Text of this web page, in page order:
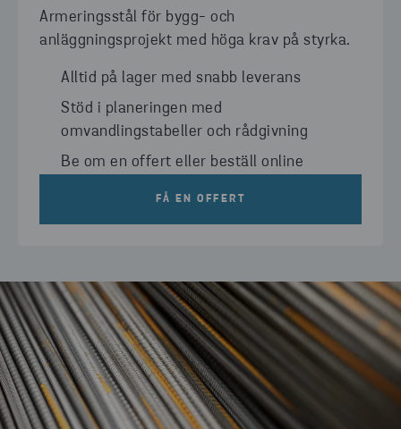
Armeringsstål för bygg- och
anläggningsprojekt med höga krav på styrka.
Alltid på lager med snabb leverans
Stöd i planeringen med
omvandlingstabeller och rådgivning
Be om en offert eller beställ online
FÅ EN OFFERT